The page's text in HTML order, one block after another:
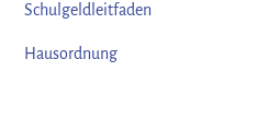
Schulgeldleitfaden
Hausordnung